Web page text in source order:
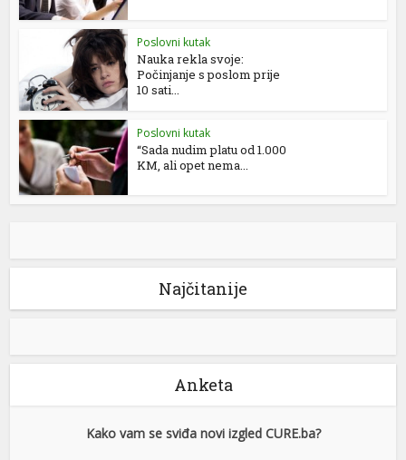
Poslovni kutak
Nauka rekla svoje:
Počinjanje s poslom prije
10 sati...
Poslovni kutak
“Sada nudim platu od 1.000
KM, ali opet nema...
Najčitanije
Anketa
Kako vam se sviđa novi izgled CURE.ba?